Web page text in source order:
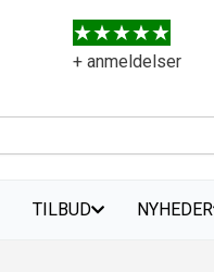
TILBUD NYHEDER
+ anmeldelser